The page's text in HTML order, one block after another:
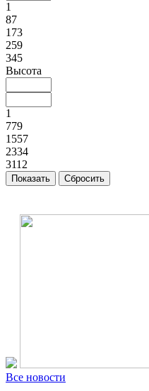
1
87
173
259
345
Высота
1
779
1557
2334
3112
Все новости